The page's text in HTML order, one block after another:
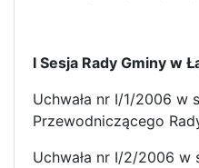
I Sesja Rady Gminy w
Uchwała nr I/1/2006 w
Przewodniczącego
Uchwała nr I/2/2006 w